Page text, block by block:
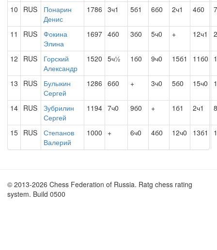
10 RUS
Понарин
Денис
1786 3ч1 5б1 6б0 2ч1 4б0
11 RUS
Фокина
Элина
1697 4б0 3б0 5ч0 + 12ч1
12 RUS
Горский
Александр
1520 5ч½ 1б0 9ч0 15б1 11б0
13 RUS
Булыкин
Сергей
1286 6б0 + 3ч0 5б0 15ч0
14 RUS
Зубрилин
Сергей
1194 7ч0 9б0 + 1б1 2ч1
15 RUS
Степанов
Валерий
1000 + 6ч0 4б0 12ч0 13б1
© 2013-2026 Chess Federation of Russia. Ratg chess rating
system. Build 0500